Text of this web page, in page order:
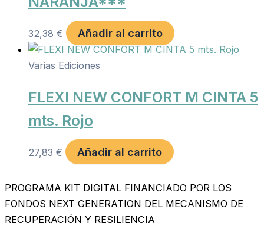
32,38 € Añadir al carrito
Varias Ediciones
FLEXI NEW CONFORT M CINTA 5
mts. Rojo
27,83 € Añadir al carrito
PROGRAMA KIT DIGITAL FINANCIADO POR LOS
FONDOS NEXT GENERATION DEL MECANISMO DE
RECUPERACIÓN Y RESILIENCIA